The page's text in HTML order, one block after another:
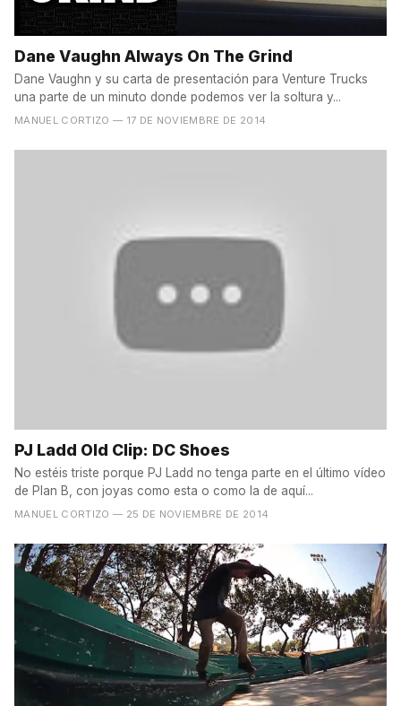
Dane Vaughn Always On The Grind
Dane Vaughn y su carta de presentación para Venture Trucks
una parte de un minuto donde podemos ver la soltura y...
MANUEL CORTIZO — 17 DE NOVIEMBRE DE 2014
PJ Ladd Old Clip: DC Shoes
No estéis triste porque PJ Ladd no tenga parte en el último vídeo
de Plan B, con joyas como esta o como la de aquí...
MANUEL CORTIZO — 25 DE NOVIEMBRE DE 2014